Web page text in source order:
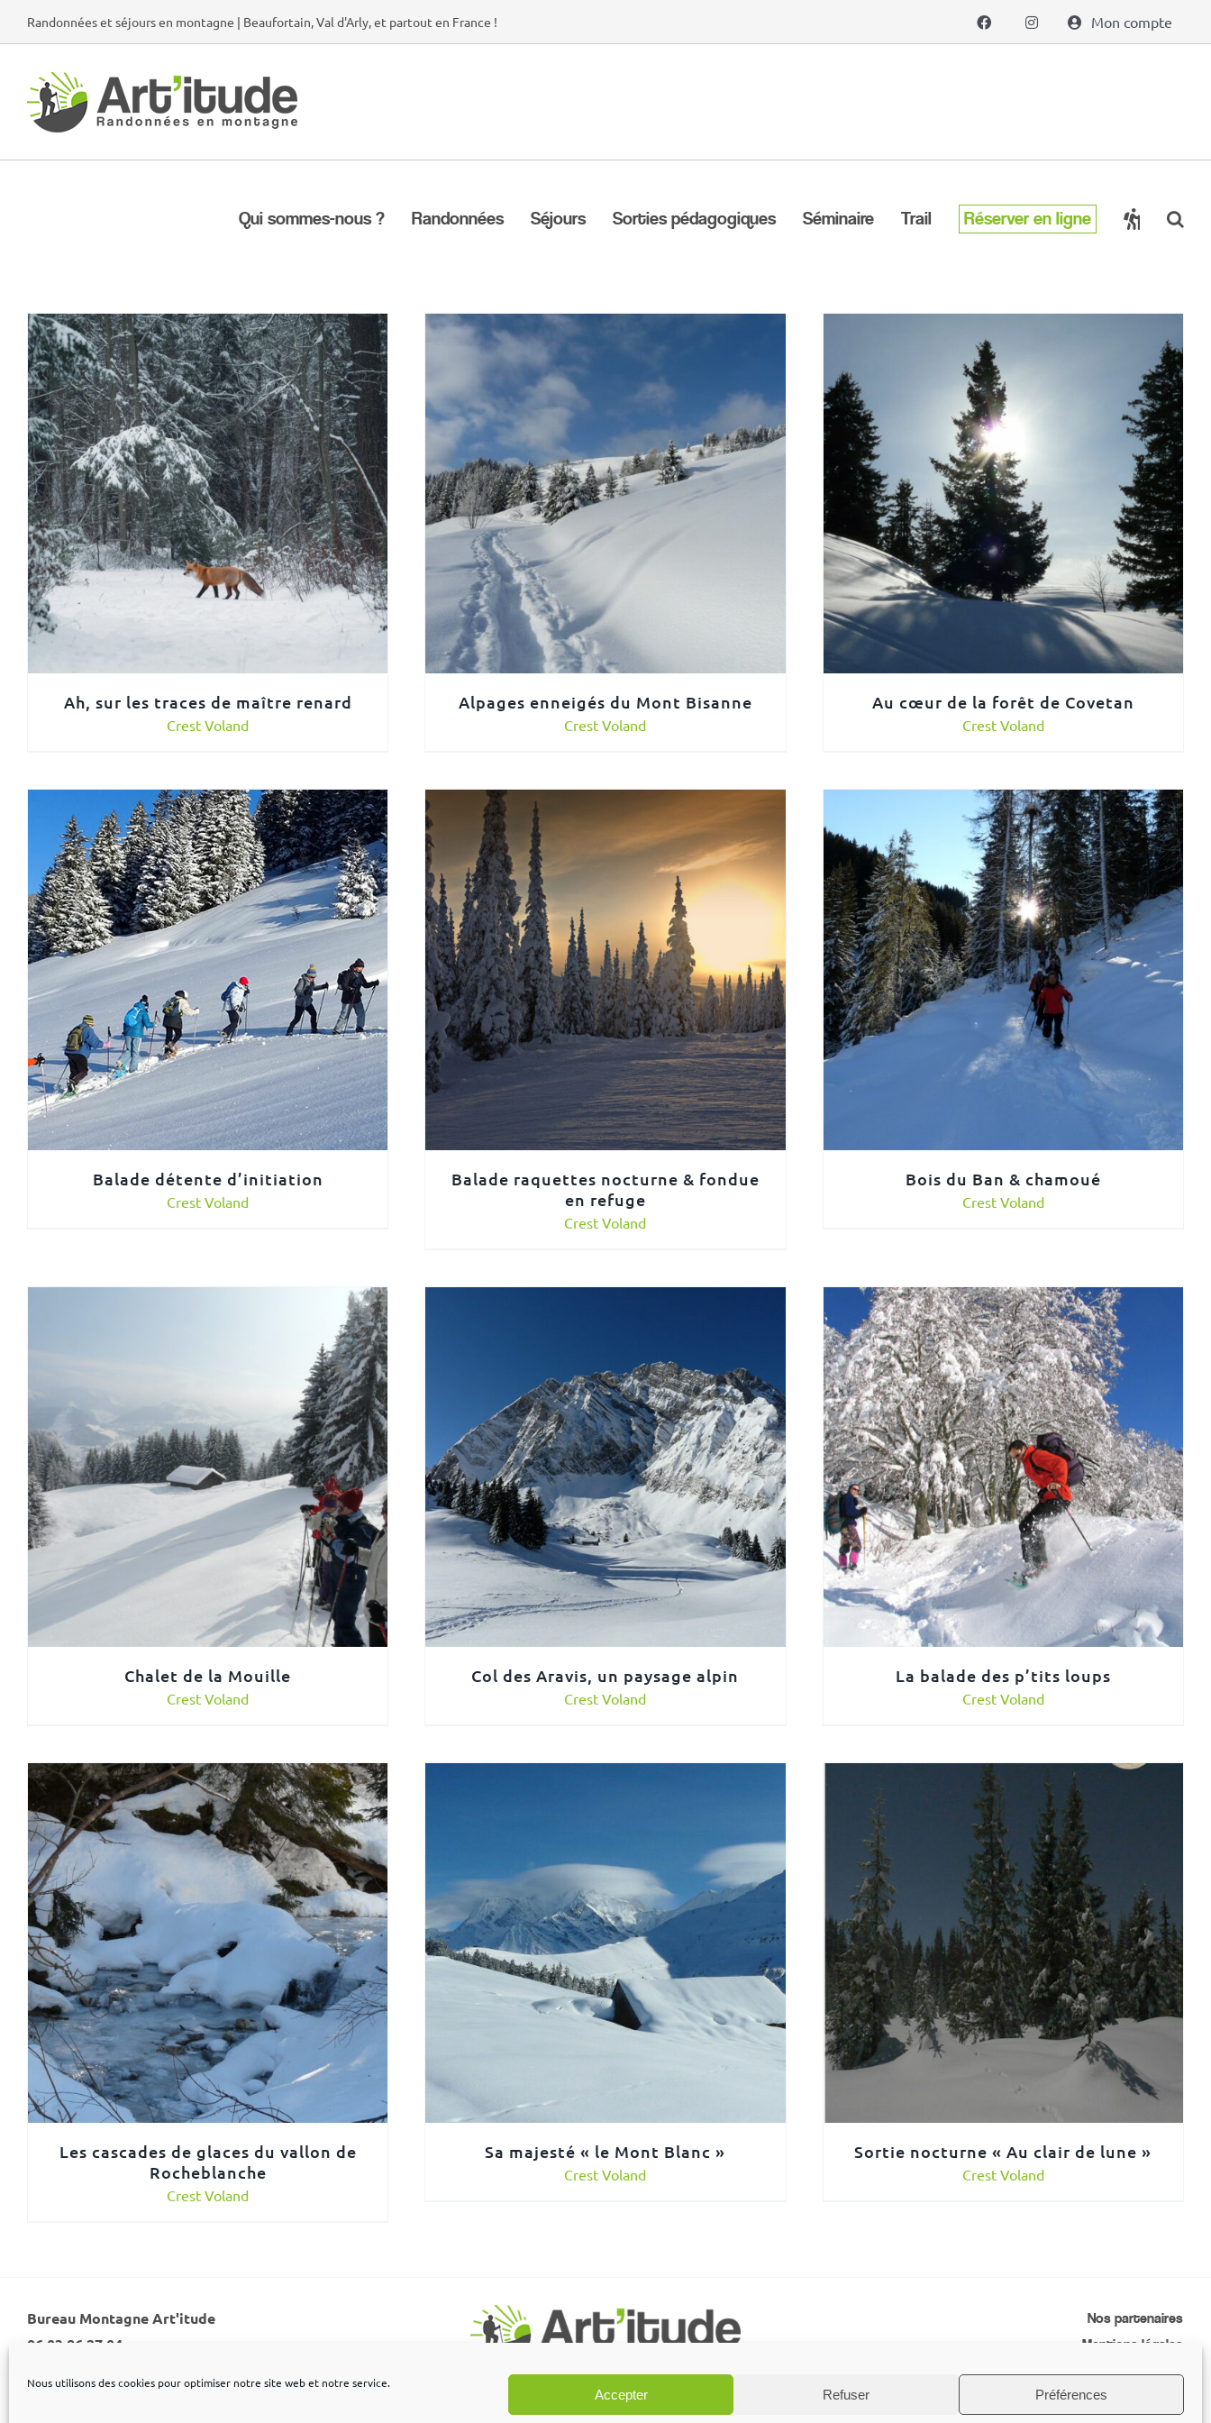
Nous utilisons des cookies pour optimiser notre site web et notre service.
Accepter Refuser Préférences
Randonnées et séjours en montagne | Beaufortain, Val d'Arly, et partout en France ! Mon compte
Qui sommes-nous ? Randonnées Séjours Sorties pédagogiques Séminaire Trail Réserver en ligne
Ah, sur les traces de maître renard
Crest Voland
Alpages enneigés du Mont Bisanne
Crest Voland
Au cœur de la forêt de Covetan
Crest Voland
Balade détente d’initiation
Crest Voland
Balade raquettes nocturne & fondue
en refuge
Crest Voland
Bois du Ban & chamoué
Crest Voland
Chalet de la Mouille
Crest Voland
Col des Aravis, un paysage alpin
Crest Voland
La balade des p’tits loups
Crest Voland
Les cascades de glaces du vallon de
Rocheblanche
Crest Voland
Sa majesté « le Mont Blanc »
Crest Voland
Sortie nocturne « Au clair de lune »
Crest Voland
Bureau Montagne Art'itude
06 03 86 27 04
Nos partenaires
Mentions légales
Conditions générales de vente
Contactez-nous